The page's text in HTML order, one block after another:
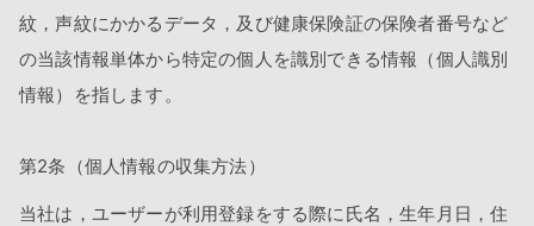
紋，声紋にかかるデータ，及び健康保険証の保険者番号など
の当該情報単体から特定の個人を識別できる情報（個人識別
情報）を指します。
第2条（個人情報の収集方法）
当社は，ユーザーが利用登録をする際に氏名，生年月日，住